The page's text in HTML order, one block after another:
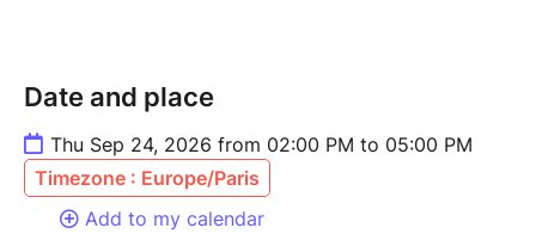
La session aura lieu dans nos locaux Atelier sur 3h,
dans nos locaux, dans le centre de Chambéry.
Au 122 faubourg maché, Chambéry, à droite de la
Biocoop, sonnez à rog yi et montez au 1er étage.
Venez avec votre sourire et bonne humeur.
Date and place
Thu Sep 24, 2026 from 02:00 PM to 05:00 PM
Timezone : Europe/Paris
Add to my calendar